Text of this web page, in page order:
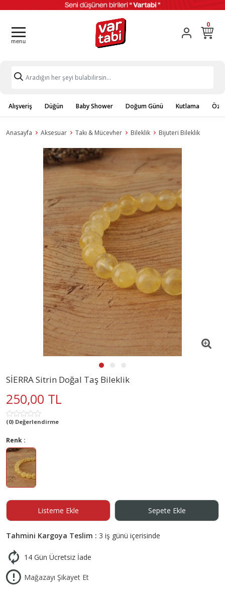
0
Alışveriş Düğün Baby Shower Doğum Günü Kutlama
Anasayfa Aksesuar Takı & Mücevher Bileklik Bijuteri Bileklik
SİERRA Sitrin Doğal Taş Bileklik
250,00 TL
(0) Değerlendirme
Renk :
Listeme Ekle Sepete Ekle
Tahmini Kargoya Teslim : 3 iş günü içerisinde
14 Gün Ücretsiz İade
Mağazayı Şikayet Et